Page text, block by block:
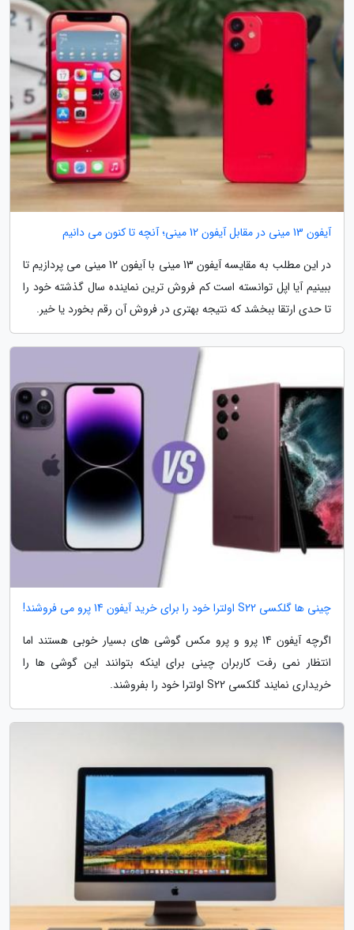
آیفون 13 مینی در مقابل آیفون 12 مینی؛ آنچه تا کنون می دانیم
در این مطلب به مقایسه آیفون 13 مینی با آیفون 12 مینی می پردازیم تا
ببینیم آیا اپل توانسته است کم فروش ترین نماینده سال گذشته خود را
تا حدی ارتقا ببخشد که نتیجه بهتری در فروش آن رقم بخورد یا خیر.
چینی ها گلکسی S22 اولترا خود را برای خرید آیفون 14 پرو می فروشند!
اگرچه آیفون 14 پرو و پرو مکس گوشی های بسیار خوبی هستند اما
انتظار نمی رفت کاربران چینی برای اینکه بتوانند این گوشی ها را
خریداری نمایند گلکسی S22 اولترا خود را بفروشند.